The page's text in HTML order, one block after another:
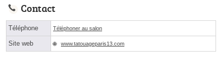
Contact
Téléphone Téléphoner au salon
Site web www.tatouageparis13.com